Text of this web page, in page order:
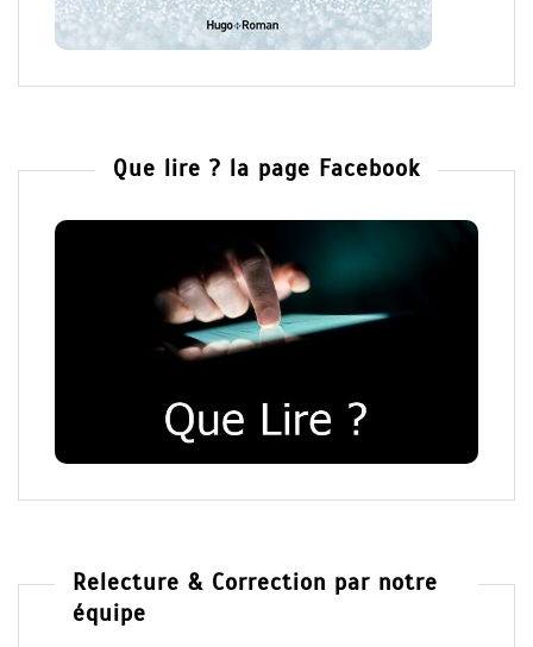
Que lire ? la page Facebook
Relecture & Correction par notre
équipe